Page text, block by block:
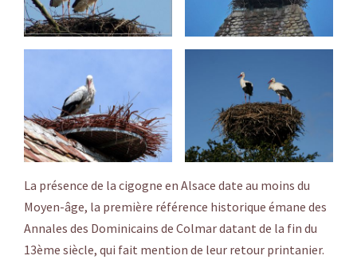
La présence de la cigogne en Alsace date au moins du
Moyen-âge, la première référence historique émane des
Annales des Dominicains de Colmar datant de la fin du
13ème siècle, qui fait mention de leur retour printanier.